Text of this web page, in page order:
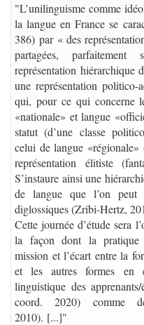
"L’unilinguisme comme
la langue en France se
386) par « des
partagées,
représentation hiérarchique
une représentation politico-
qui, pour ce qui concerne
«nationale» et langue
statut (d’une classe
celui de langue
représentation élitiste
S’instaure ainsi une
de langue que l’on peut
diglossiques (Zribi-Hertz,
Cette journée d’étude sera
la façon dont la pratique
mission et l’écart entre la
et les autres formes en
linguistique des
coord. 2020) comme
2010). [...]"